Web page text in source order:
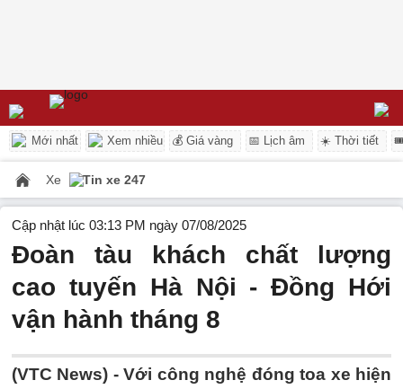
Mới nhất Xem nhiều 💰 Giá vàng 📅 Lịch âm ☀️ Thời tiết
Xe Tin xe 247
Cập nhật lúc 03:13 PM ngày 07/08/2025
Đoàn tàu khách chất lượng
cao tuyến Hà Nội - Đồng Hới
vận hành tháng 8
(VTC News) -Với công nghệ đóng toa xe hiện